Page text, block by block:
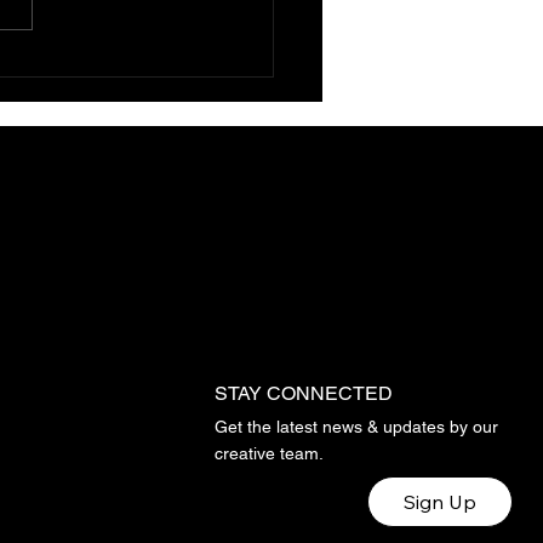
STAY CONNECTED
Get the latest news & updates by our
creative team.
Sign Up